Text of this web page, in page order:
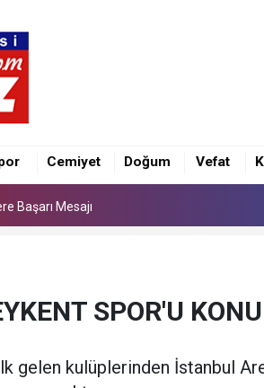
Cemiyet Doğum Vefat
Başarı Mesajı
SPOR'U
gelen kulüplerinden İstanbul